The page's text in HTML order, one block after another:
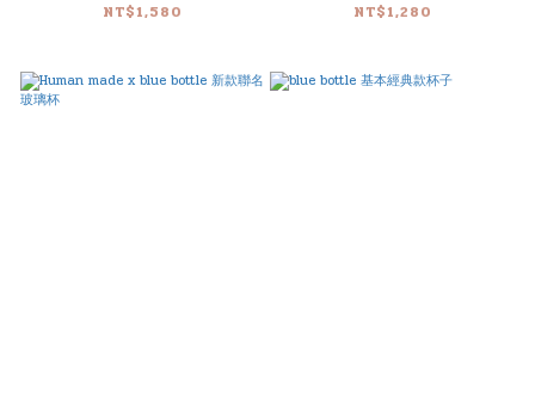
NT$1,580 NT$1,280